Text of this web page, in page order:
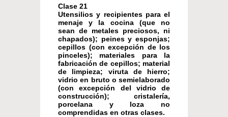
Clase 21
Utensilios y recipientes para el
menaje y la cocina (que no
sean de metales preciosos, ni
chapados); peines y esponjas;
cepillos (con excepción de los
pinceles); materiales para la
fabricación de cepillos; material
de limpieza; viruta de hierro;
vidrio en bruto o semielaborado
(con excepción del vidrio de
construcción); cristalería,
porcelana y loza no
comprendidas en otras clases.